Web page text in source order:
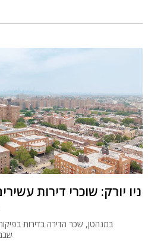
ניו יורק: שוכרי דירות
במנהטן, שכר הדירה בדירות